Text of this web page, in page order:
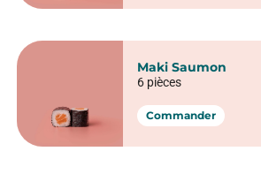
Maki Saumon
6 pièces
Commander